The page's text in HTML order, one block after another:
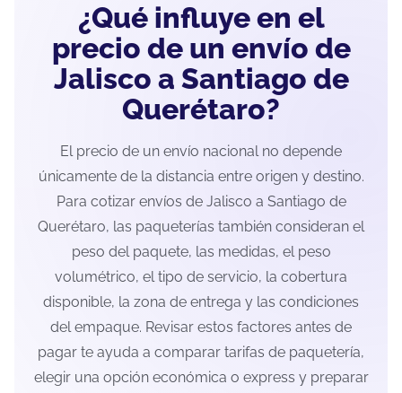
¿Qué influye en el
precio de un envío de
Jalisco a Santiago de
Querétaro?
El precio de un envío nacional no depende
únicamente de la distancia entre origen y destino.
Para cotizar envíos de Jalisco a Santiago de
Querétaro, las paqueterías también consideran el
peso del paquete, las medidas, el peso
volumétrico, el tipo de servicio, la cobertura
disponible, la zona de entrega y las condiciones
del empaque. Revisar estos factores antes de
pagar te ayuda a comparar tarifas de paquetería,
elegir una opción económica o express y preparar